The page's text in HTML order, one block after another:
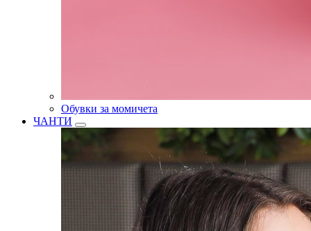
Обувки за момичета
ЧАНТИ